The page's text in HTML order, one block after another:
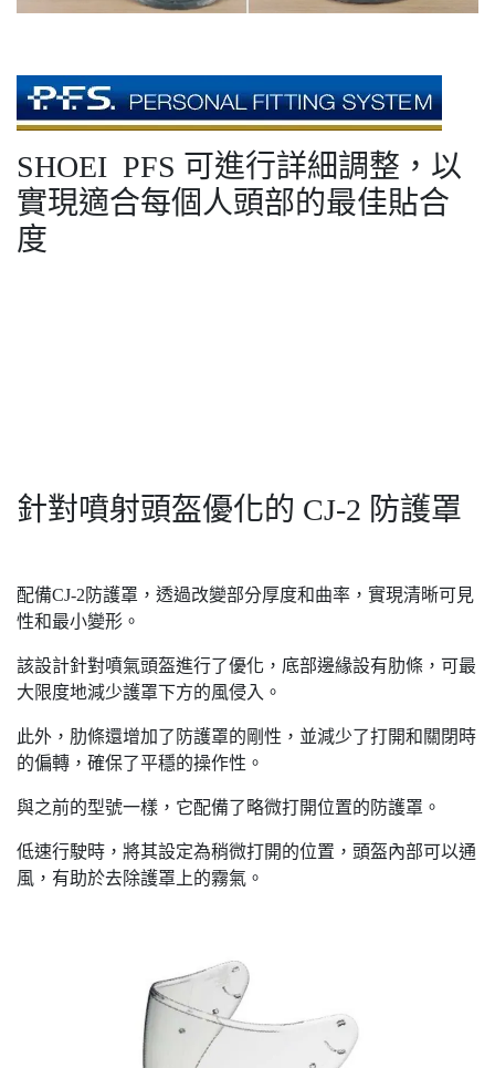
SHOEI PFS 可進行詳細調整，以
實現適合每個人頭部的最佳貼合
度
針對噴射頭盔優化的 CJ-2 防護罩
配備CJ-2防護罩，透過改變部分厚度和曲率，實現清晰可見
性和最小變形。
該設計針對噴氣頭盔進行了優化，底部邊緣設有肋條，可最
大限度地減少護罩下方的風侵入。
此外，肋條還增加了防護罩的剛性，並減少了打開和關閉時
的偏轉，確保了平穩的操作性。
與之前的型號一樣，它配備了略微打開位置的防護罩。
低速行駛時，將其設定為稍微打開的位置，頭盔內部可以通
風，有助於去除護罩上的霧氣。